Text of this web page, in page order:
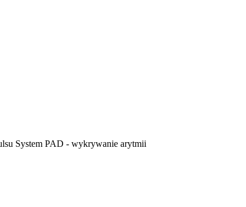
System PAD - wykrywanie arytmii